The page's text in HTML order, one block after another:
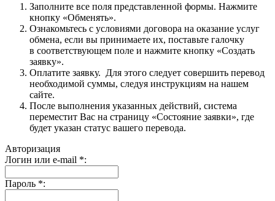
Заполните все поля представленной формы. Нажмите
кнопку «Обменять».
Ознакомьтесь с условиями договора на оказание услуг
обмена, если вы принимаете их, поставьте галочку
в соответствующем поле и нажмите кнопку «Создать
заявку».
Оплатите заявку. Для этого следует совершить перевод
необходимой суммы, следуя инструкциям на нашем
сайте.
После выполнения указанных действий, система
переместит Вас на страницу «Состояние заявки», где
будет указан статус вашего перевода.
Авторизация
Логин или e-mail *:
Пароль *: